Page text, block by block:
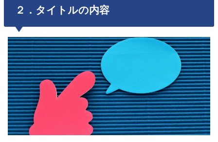
２．タイトルの内容